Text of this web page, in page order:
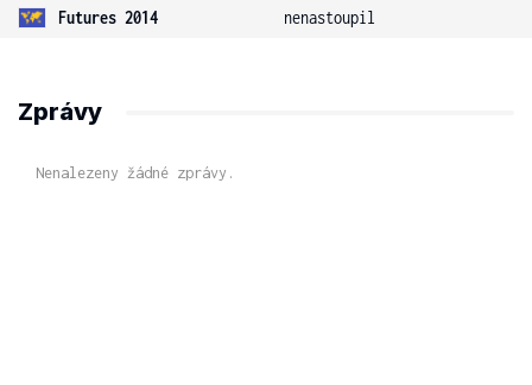
Futures 2014
nenastoupil
Zprávy
Nenalezeny žádné zprávy.